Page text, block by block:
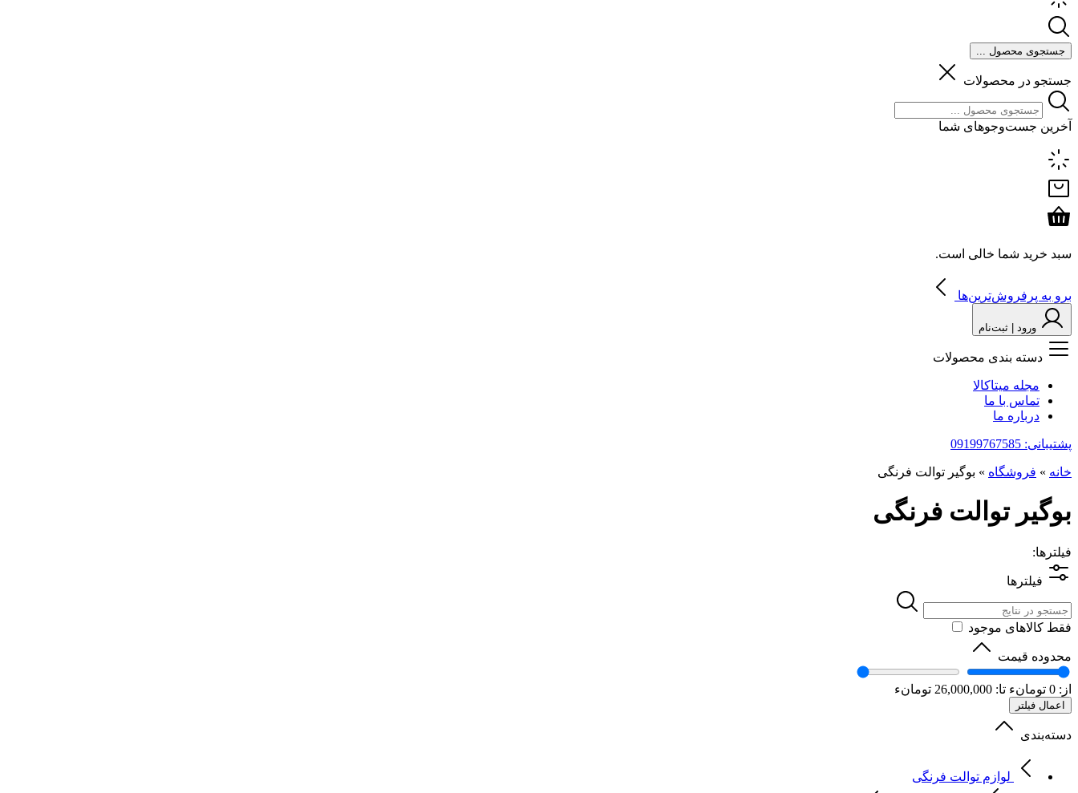
جستجوی محصول ...
جستجو در محصولات
آخرین جست‌وجوهای شما
سبد خرید شما خالی است.
برو به پرفروش‌ترین‌ها
ورود | ثبت‌نام
دسته بندی محصولات
مجله میتاکالا
تماس با ما
درباره ما
پشتیبانی: 09199767585
خانه » فروشگاه » بوگیر توالت فرنگی
بوگیر توالت فرنگی
فیلترها:
فیلترها
فقط کالاهای موجود
محدوده قیمت
از: 0 تومانء تا: 26,000,000 تومانء
اعمال فیلتر
دسته‌بندی
لوازم توالت فرنگی